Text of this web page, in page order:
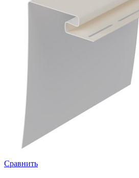
Сравнить